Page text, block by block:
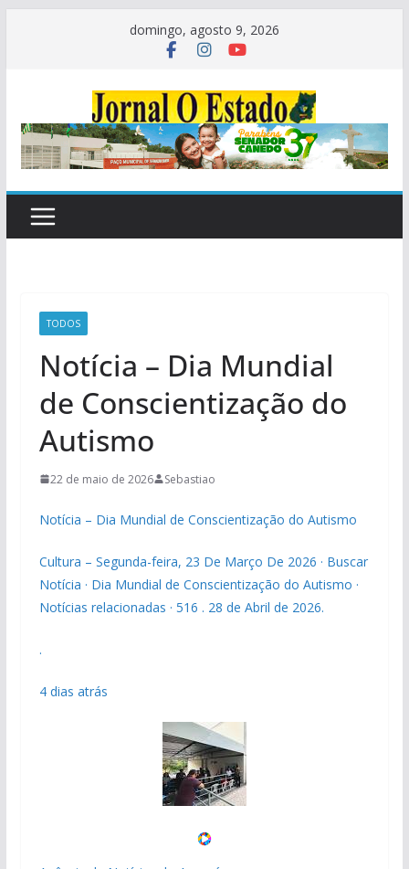
domingo, agosto 9, 2026
TODOS
Notícia – Dia Mundial
de Conscientização do
Autismo
22 de maio de 2026 Sebastiao
Notícia – Dia Mundial de Conscientização do Autismo
Cultura – Segunda-feira, 23 De Março De 2026 · Buscar
Notícia · Dia Mundial de Conscientização do Autismo ·
Notícias relacionadas · 516 . 28 de Abril de 2026.
.
4 dias atrás